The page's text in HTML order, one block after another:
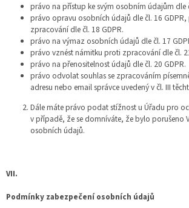
právo na přístup ke svým osobním údajům dle
právo opravu osobních údajů dle čl. 16
zpracování dle čl. 18 GDPR.
právo na výmaz osobních údajů dle čl. 17
právo vznést námitku proti zpracování dle čl.
právo na přenositelnost údajů dle čl. 20 GDPR.
právo odvolat souhlas se zpracováním
adresu nebo email správce uvedený v čl. III
Dále máte právo podat stížnost u Úřadu pro
v případě, že se domníváte, že bylo porušeno
osobních údajů.
VII.
Podmínky zabezpečení osobních údajů